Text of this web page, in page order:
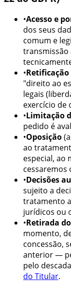
•Acesso e
dos seus
comum e
•
"direito ao
legais
exercício de
•Limitação
pedido é
•Oposição
ao
especial, ao
cessaremos
•Decisões
sujeito a
tratamento
jurídicos ou
•Retirada
momento,
concessão,
anterior —
pelo
do Titular.